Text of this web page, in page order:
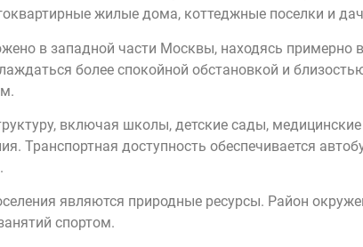
жилые дома, коттеджные поселки и
в западной части Москвы, находясь примерно
более спокойной обстановкой и
включая школы, детские сады,
Транспортная доступность обеспечивается
являются природные ресурсы. Район
спортом.